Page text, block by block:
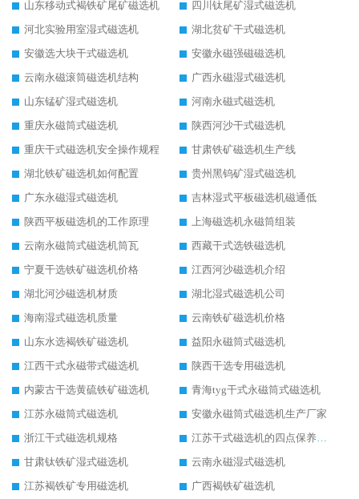
山东移动式褐铁矿尾矿磁选机
四川钛尾矿湿式磁选机
河北实验用室湿式磁选机
湖北贫矿干式磁选机
安徽选大块干式磁选机
安徽永磁强磁磁选机
云南永磁滚筒磁选机结构
广西永磁湿式磁选机
山东锰矿湿式磁选机
河南永磁式磁选机
重庆永磁筒式磁选机
陕西河沙干式磁选机
重庆干式磁选机安全操作规程
甘肃铁矿磁选机生产线
湖北铁矿磁选机如何配置
贵州黑钨矿湿式磁选机
广东永磁湿式磁选机
吉林湿式平板磁选机磁通低
陕西平板磁选机的工作原理
上海磁选机永磁筒组装
云南永磁筒式磁选机筒瓦
西藏干式选铁磁选机
宁夏干选铁矿磁选机价格
江西河沙磁选机介绍
湖北河沙磁选机材质
湖北湿式磁选机公司
海南湿式磁选机质量
云南铁矿磁选机价格
山东水选褐铁矿磁选机
益阳永磁筒式磁选机
江西干式永磁带式磁选机
陕西干选专用磁选机
内蒙古干选黄硫铁矿磁选机
青海tyg干式永磁筒式磁选机
江苏永磁筒式磁选机
安徽永磁筒式磁选机生产厂家
浙江干式磁选机规格
江苏干式磁选机的四点保养秘籍
甘肃钛铁矿湿式磁选机
云南永磁湿式磁选机
江苏褐铁矿专用磁选机
广西褐铁矿磁选机